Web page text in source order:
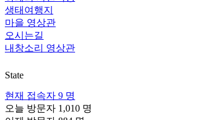
생태여행지
마을 영상관
오시는길
내창소리 영상관
State
현재 접속자 9 명
오늘 방문자 1,010 명